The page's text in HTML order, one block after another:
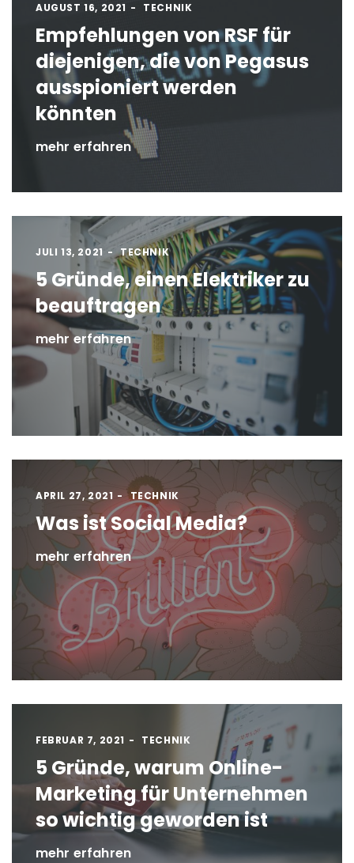
AUGUST 16, 2021 TECHNIK
Empfehlungen von RSF für
diejenigen, die von Pegasus
ausspioniert werden
könnten
mehr erfahren
JULI 13, 2021 TECHNIK
5 Gründe, einen Elektriker zu
beauftragen
mehr erfahren
APRIL 27, 2021 TECHNIK
Was ist Social Media?
mehr erfahren
FEBRUAR 7, 2021 TECHNIK
5 Gründe, warum Online-
Marketing für Unternehmen
so wichtig geworden ist
mehr erfahren